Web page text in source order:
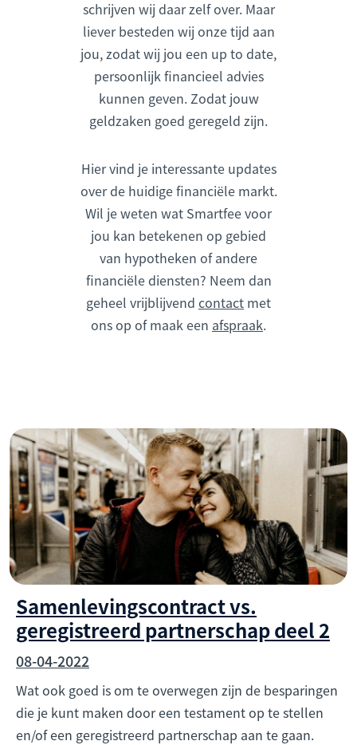
schrijven wij daar zelf over. Maar
liever besteden wij onze tijd aan
jou, zodat wij jou een up to date,
persoonlijk financieel advies
kunnen geven. Zodat jouw
geldzaken goed geregeld zijn.
Hier vind je interessante updates
over de huidige financiële markt.
Wil je weten wat Smartfee voor
jou kan betekenen op gebied
van hypotheken of andere
financiële diensten? Neem dan
geheel vrijblijvend contact met
ons op of maak een afspraak.
Samenlevingscontract vs.
geregistreerd partnerschap deel 2
08-04-2022
Wat ook goed is om te overwegen zijn de besparingen
die je kunt maken door een testament op te stellen
en/of een geregistreerd partnerschap aan te gaan.